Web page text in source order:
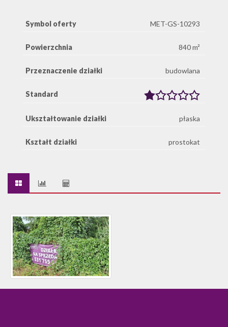
Symbol oferty MET-GS-10293
Powierzchnia 840 m²
Przeznaczenie działki budowlana
Standard
Ukształtowanie działki płaska
Kształt działki prostokat